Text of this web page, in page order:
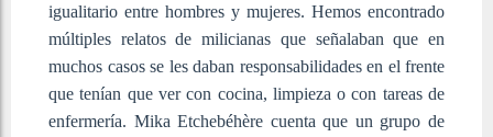
igualitario entre hombres y mujeres. Hemos encontrado
múltiples relatos de milicianas que señalaban que en
muchos casos se les daban responsabilidades en el frente
que tenían que ver con cocina, limpieza o con tareas de
enfermería. Mika Etchebéhère cuenta que un grupo de